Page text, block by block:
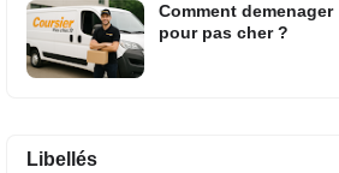
Comment demenager
pour pas cher ?
Libellés